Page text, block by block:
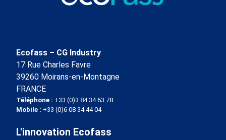
Ecofass – CG Industry
17 Rue Charles Favre
39260 Moirans-en-Montagne
FRANCE
Téléphone : +33 (0)3 84 34 63 78
Mobile : +33 (0)6 08 34 44 04
L'innovation Ecofass